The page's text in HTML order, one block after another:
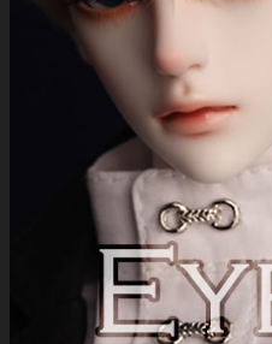
Idealian 68 女体
其他
其他配饰品
娃娃支架ㆍ棉包
化妆保养品
保养工具
组装工具
化妆工具
修正工具
眼睫毛
社区
新闻ㆍ公告
Idealian 博客